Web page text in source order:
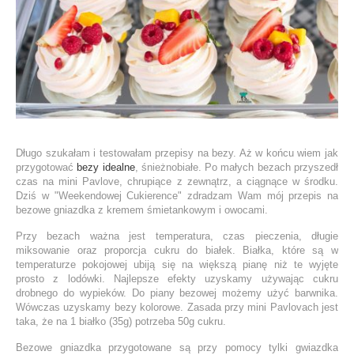
Długo szukałam i testowałam przepisy na bezy. Aż w końcu wiem jak
przygotować bezy idealne, śnieżnobiałe. Po małych bezach przyszedł
czas na mini Pavlove, chrupiące z zewnątrz, a ciągnące w środku.
Dziś w "Weekendowej Cukierence" zdradzam Wam mój przepis na
bezowe gniazdka z kremem śmietankowym i owocami.
Przy bezach ważna jest temperatura, czas pieczenia, długie
miksowanie oraz proporcja cukru do białek. Białka, które są w
temperaturze pokojowej ubiją się na większą pianę niż te wyjęte
prosto z lodówki. Najlepsze efekty uzyskamy używając cukru
drobnego do wypieków. Do piany bezowej możemy użyć barwnika.
Wówczas uzyskamy bezy kolorowe. Zasada przy mini Pavlovach jest
taka, że na 1 białko (35g) potrzeba 50g cukru.
Bezowe gniazdka przygotowane są przy pomocy tylki gwiazdka